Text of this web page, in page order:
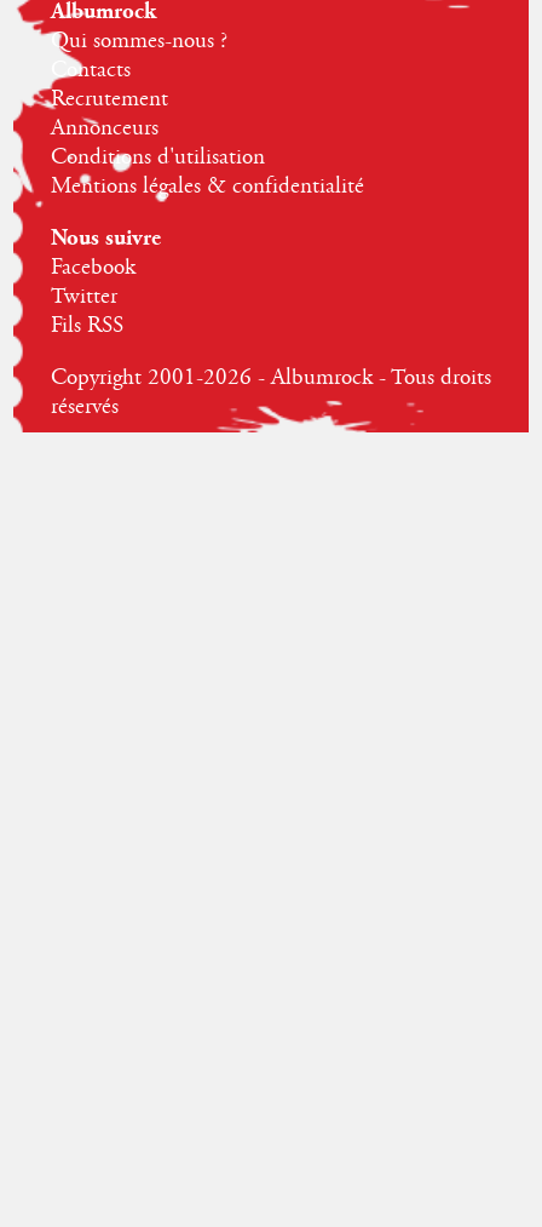
Albumrock
Qui sommes-nous ?
Contacts
Recrutement
Annonceurs
Conditions d'utilisation
Mentions légales & confidentialité
Nous suivre
Facebook
Twitter
Fils RSS
Copyright 2001-2026 - Albumrock - Tous droits
réservés